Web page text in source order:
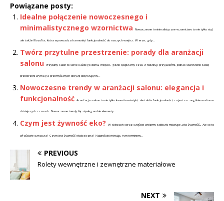
Powiązane posty:
Idealne połączenie nowoczesnego i
minimalistycznego wzornictwa
Nowoczesne i minimalistyczne wzornictwo to nie tylko styl,
ale także filozofia, która wprowadza harmonię i funkcjonalność do naszych wnętrz. W erze, gdy...
Twórz przytulne przestrzenie: porady dla aranżacji
salonu
Przytulny salon to serce każdego domu, miejsce, gdzie spędzamy czas z rodziną i przyjaciółmi. Jednak stworzenie takiej
przestrzeni wymaga przemyślanych decyzji dotyczących...
Nowoczesne trendy w aranżacji salonu: elegancja i
funkcjonalność Aranżacja salonu to nie tylko kwestia estetyki, ale także funkcjonalności, co jest szczególnie ważne w
dzisiejszych czasach. Nowoczesne trendy łączą eleganckie elementy...
Czym jest żywność eko? W sklepach coraz częściej widzimy tabliczki mówiące „eko żywność„. Ale co to
właściwie oznacza? Czym jest żywność ekologiczna? Najprościej mówiąc, tym terminem...
PREVIOUS
Rolety wewnętrzne i zewnętrzne materiałowe
NEXT